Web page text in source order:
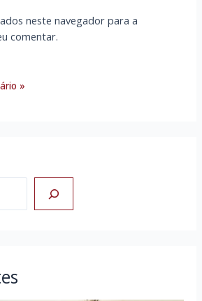
neste navegador para a
comentar.